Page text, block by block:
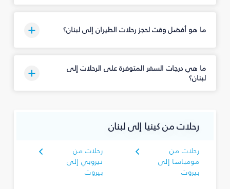
ما هو أفضل وقت لحجز رحلات الطيران إلى لبنان؟
ما هي درجات السفر المتوفرة على الرحلات إلى
لبنان؟
رحلات من كينيا إلى لبنان
رحلات من
مومباسا إلى
بيروت
رحلات من
نيروبي إلى
بيروت